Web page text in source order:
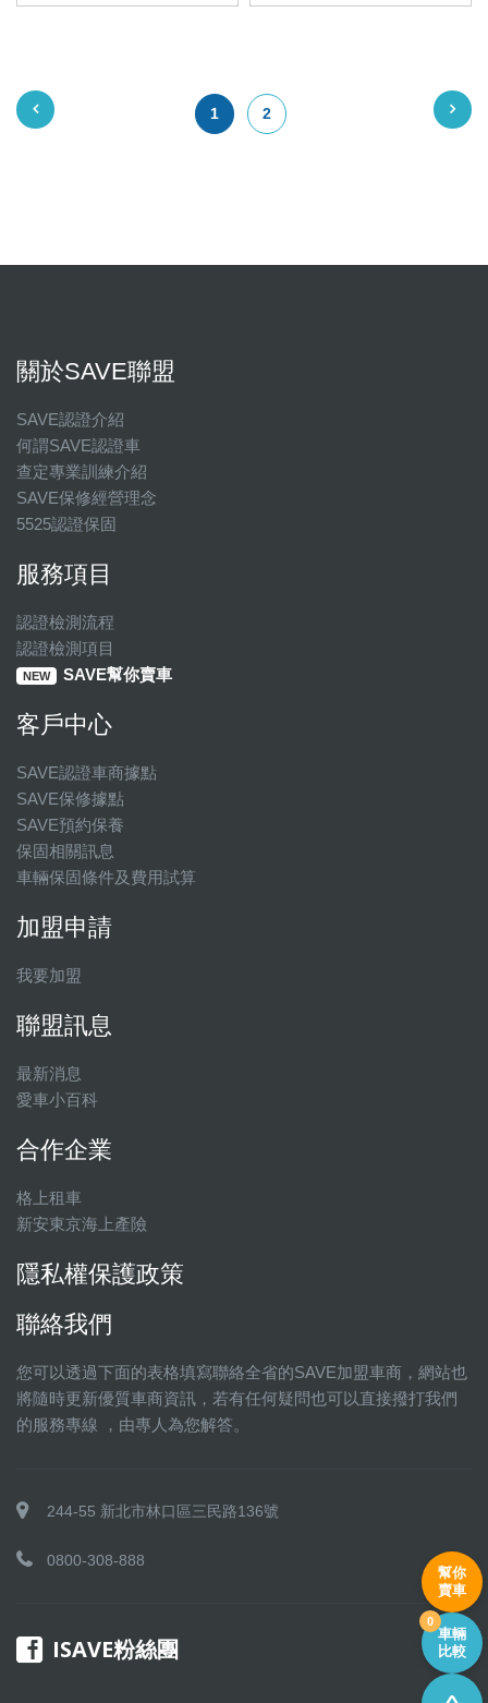
1 2
關於SAVE聯盟
SAVE認證介紹
何謂SAVE認證車
查定專業訓練介紹
SAVE保修經營理念
5525認證保固
服務項目
認證檢測流程
認證檢測項目
NEW SAVE幫你賣車
客戶中心
SAVE認證車商據點
SAVE保修據點
SAVE預約保養
保固相關訊息
車輛保固條件及費用試算
加盟申請
我要加盟
聯盟訊息
最新消息
愛車小百科
合作企業
格上租車
新安東京海上產險
隱私權保護政策
聯絡我們
您可以透過下面的表格填寫聯絡全省的SAVE加盟車商，網站也
將隨時更新優質車商資訊，若有任何疑問也可以直接撥打我們
的服務專線 ，由專人為您解答。
244-55 新北市林口區三民路136號
0800-308-888
ISAVE粉絲團
幫你
賣車
車輛
比較
0